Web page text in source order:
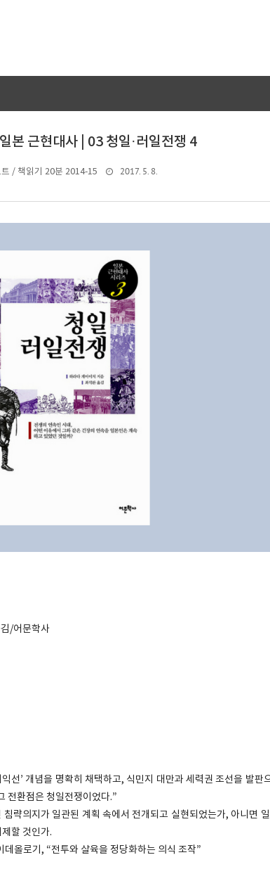
본 근현대사 | 03 청일·러일전쟁 4
/ 책읽기 20분 2014-15 2017. 5. 8.
/어문학사
선’ 개념을 명확히 채택하고, 식민지 대만과 세력권 조선을 발판
전환점은 청일전쟁이었다.”
략의지가 일관된 계획 속에서 전개되고 실현되었는가, 아니면 일
할 것인가.
올로기, “전투와 살육을 정당화하는 의식 조작”